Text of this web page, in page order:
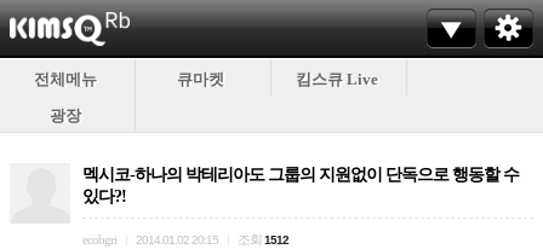
전체메뉴 큐마켓
킴스큐 Live
광장
멕시코-하나의 박테리아도 그룹의 지원없이 단독으로 행동할 수
있다?!
ecobgri 2014.01.02 20:15 조회 1512